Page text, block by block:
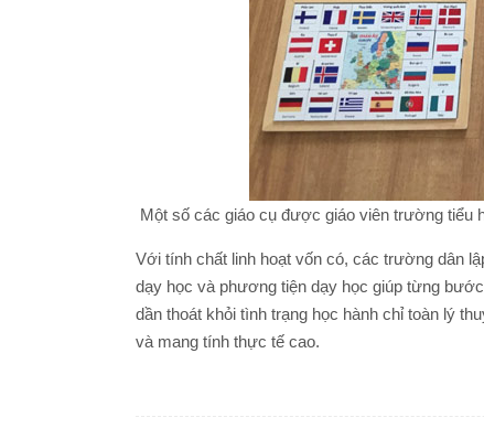
Một số các giáo cụ được giáo viên trường tiểu
Với tính chất linh hoạt vốn có, các trường dân
dạy học và phương tiện dạy học giúp từng
dần thoát khỏi tình trạng học hành chỉ toàn lý
và mang tính thực tế cao.